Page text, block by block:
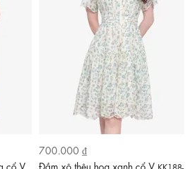
cổ V
700.000 ₫
Đầm xô thêu hoa xanh cổ V KK188-